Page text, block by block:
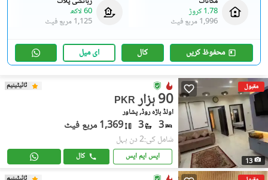
1.78 کروڑ
1,996 مربع فیٹ
60 لاکھ
1,125 مربع فیٹ
محفوظ کریں کال ای میل
مقبول
13
ٹائیٹینیم
PKR 90 ہزار
اولڈ باڑہ روڈ, پشاور
3
3 1,369 مربع فیٹ
شامل کی:2 دن پہل
ایس ایم ایس کال